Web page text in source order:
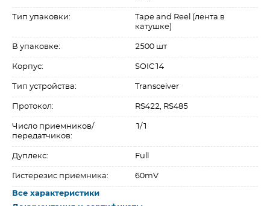
Тип упаковки:
Tape and Reel (лента в
катушке)
В упаковке: 2500 шт
Корпус: SOIC14
Тип устройства: Transceiver
Протокол: RS422, RS485
Число приемников/
передатчиков:
1/1
Дуплекс: Full
Гистерезис приемника: 60mV
Все характеристики